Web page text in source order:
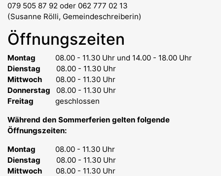
079 505 87 92 oder 062 777 02 13
(Susanne Rölli, Gemeindeschreiberin)
Öffnungszeiten
Montag 08.00 - 11.30 Uhr und 14.00 - 18.00 Uhr
Dienstag 08.00 - 11.30 Uhr
Mittwoch 08.00 - 11.30 Uhr
Donnerstag 08.00 - 11.30 Uhr
Freitag geschlossen
Während den Sommerferien gelten folgende
Öffnungszeiten:
Montag 08.00 - 11.30 Uhr
Dienstag 08.00 - 11.30 Uhr
Mittwoch 08.00 - 11.30 Uhr